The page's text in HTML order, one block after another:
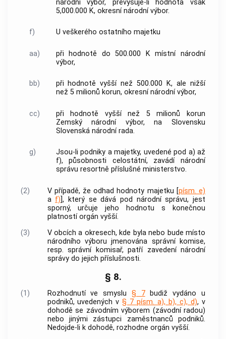
národní výbor, převyšuje-li hodnota však
5,000.000 K, okresní národní výbor.
f) U veškerého ostatního majetku
aa)
při hodnotě do 500.000 K místní národní
výbor,
bb)
při hodnotě vyšší než 500.000 K, ale nižší
než 5 milionů korun, okresní národní výbor,
cc)
při hodnotě vyšší než 5 milionů korun
Zemský národní výbor, na Slovensku
Slovenská národní rada.
g)
Jsou-li podniky a majetky, uvedené pod a) až
f), působnosti celostátní, zavádí národní
správu resortně příslušné ministerstvo.
(2) V případě, že odhad hodnoty majetku [písm. e)
a f)], který se dává pod národní správu, jest
sporný, určuje jeho hodnotu s konečnou
platností orgán vyšší.
(3)
V obcích a okresech, kde byla nebo bude místo
národního výboru jmenována správní komise,
resp. správní komisař, patří zavedení národní
správy do jejich příslušnosti.
§ 8.
(1) Rozhodnutí ve smyslu § 7budiž vydáno u
podniků, uvedených v§ 7 písm. a), b), c), d), v
dohodě se závodním výborem (závodní radou)
nebo jinými zástupci zaměstnanců podniků.
Nedojde-li k dohodě, rozhodne orgán vyšší.